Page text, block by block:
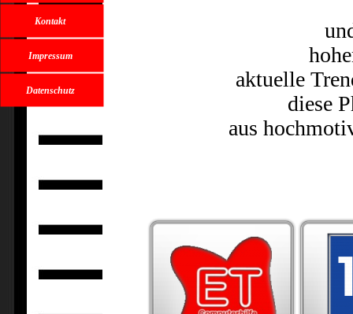
Kontakt
Impressum
Datenschutz
aktuelle
diese
aus